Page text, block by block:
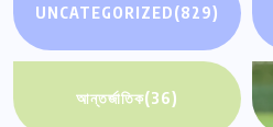
UNCATEGORIZED(829)
আন্তর্জাতিক(36)